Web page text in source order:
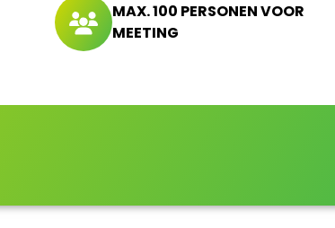
MAX. 100 PERSONEN VOOR
MEETING